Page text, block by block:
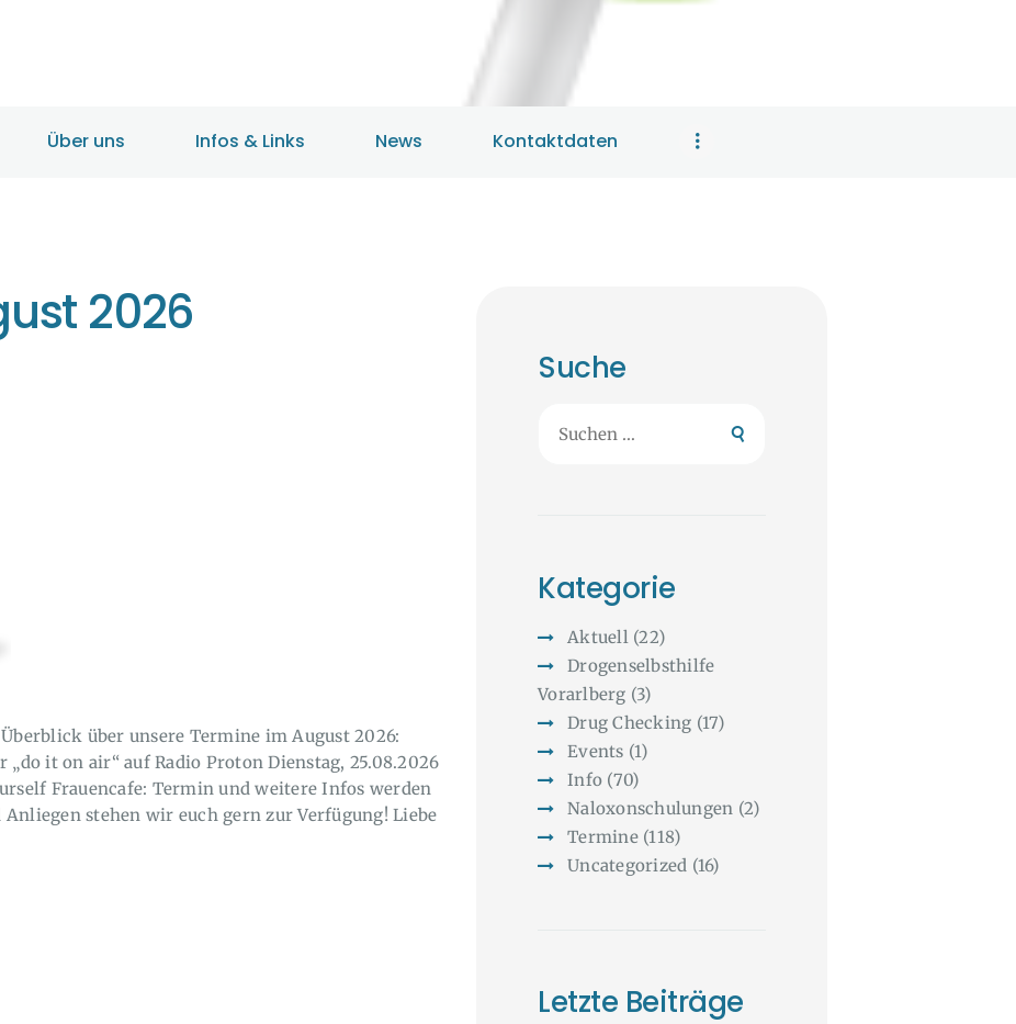
Über uns Infos & Links News Kontaktdaten
ÜBER UNS
KONTAKTDATEN
2026
über unsere Termine im August 2026:
„do it on air“ auf Radio Proton Dienstag, 25.08.2026
Frauencafe: Termin und weitere Infos werden
Anliegen stehen wir euch gern zur Verfügung! Liebe
Suche
nach:
Kategorie
Aktuell(22)
Drogenselbsthilfe
Vorarlberg (3)
Drug Checking (17)
Events (1)
Info (70)
Naloxonschulungen (2)
Termine(118)
Uncategorized (16)
Letzte Beiträge